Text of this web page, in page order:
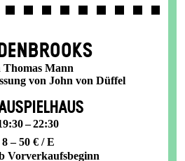
Thomas Mann
von John von Düffel
– 22:30
8 – 50 € / E
Vorverkaufsbeginn